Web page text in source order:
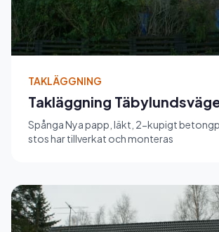
TAKLÄGGNING
Takläggning
Spånga Nya papp, läkt, 2-kupigt
stos har tillverkat och monteras